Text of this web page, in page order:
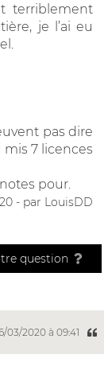
terriblement
je l’ai eu
pas dire
7 licences
pour.
- par LouisDD
question
03/2020 à 09:41